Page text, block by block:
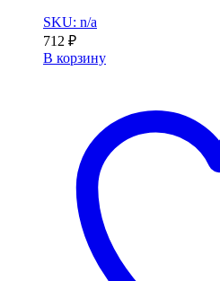
SKU: n/a
712 ₽
В корзину